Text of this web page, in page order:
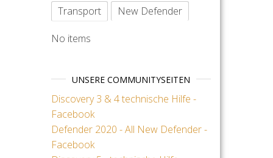
Transport
New Defender
No items
UNSERE COMMUNITYSEITEN
Discovery 3 & 4 technische Hilfe -
Facebook
Defender 2020 - All New Defender -
Facebook